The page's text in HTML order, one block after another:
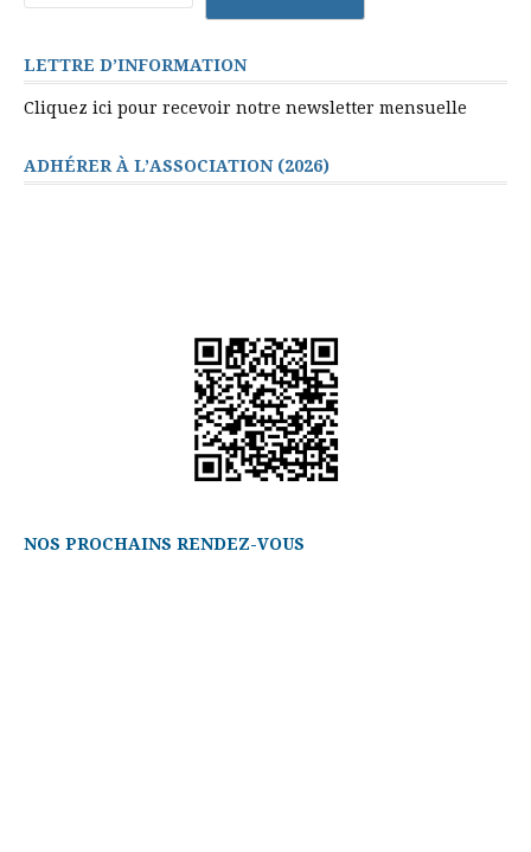
LETTRE D’INFORMATION
Cliquez ici pour recevoir notre newsletter mensuelle
ADHÉRER À L’ASSOCIATION (2026)
NOS PROCHAINS RENDEZ-VOUS